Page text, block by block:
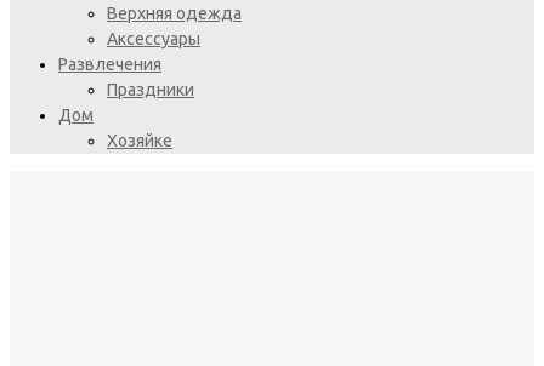
Верхняя одежда
Аксессуары
Развлечения
Праздники
Дом
Хозяйке